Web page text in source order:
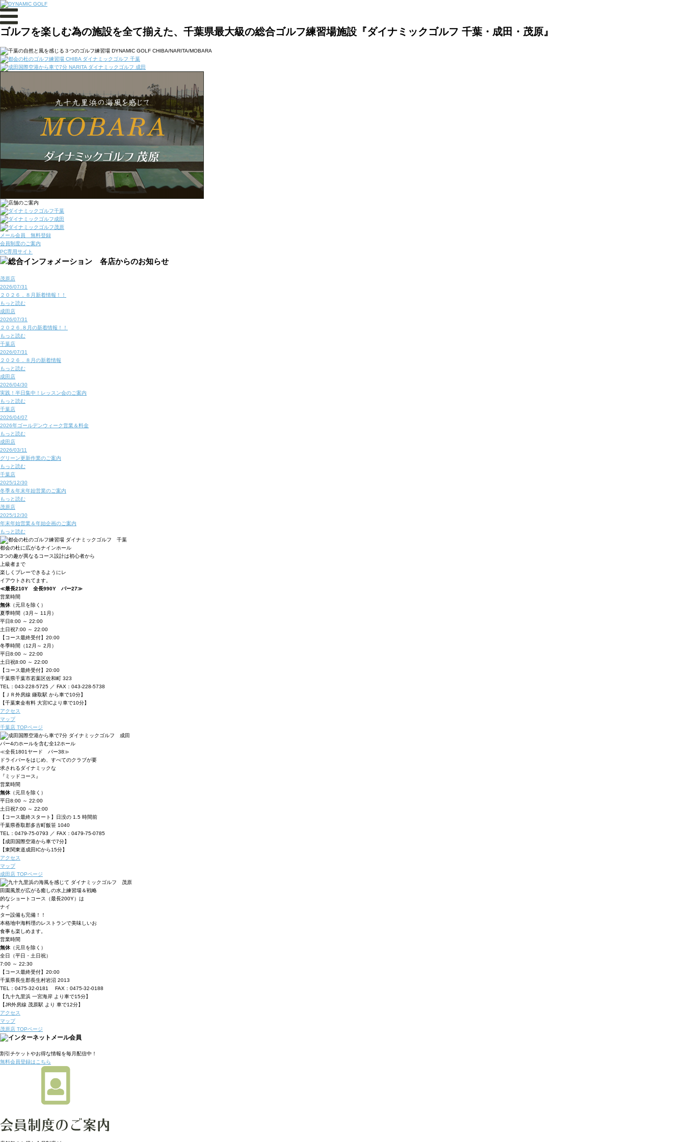
ゴルフを楽しむ為の施設を全て揃えた、千葉県最大級の総合ゴルフ練習場施設『ダイナミックゴルフ 千葉・成田・茂原』
メール会員 無料登録
会員制度のご案内
PC専用サイト
茂原店
2026/07/31
２０２６．８月新着情報！！
もっと読む
成田店
2026/07/31
２０２６.８月の新着情報！！
もっと読む
千葉店
2026/07/31
２０２６．８月の新着情報
もっと読む
成田店
2026/04/30
実践！半日集中！レッスン会のご案内
もっと読む
千葉店
2026/04/07
2026年ゴールデンウィーク営業＆料金
もっと読む
成田店
2026/03/11
グリーン更新作業のご案内
もっと読む
千葉店
2025/12/30
冬季＆年末年始営業のご案内
もっと読む
茂原店
2025/12/30
年末年始営業＆年始企画のご案内
もっと読む
都会の杜に広がるナインホール
3つの趣が異なるコース設計は初心者から
上級者まで
楽しくプレーできるようにレ
イアウトされてます。
≪最長210Y 全長990Y パー27≫
営業時間
無休 （元旦を除く）
夏季時間 （3月～ 11月）
平日8:00 ～ 22:00
土日祝7:00 ～ 22:00
【コース最終受付】20:00
冬季時間 （12月～ 2月）
平日8:00 ～ 22:00
土日祝8:00 ～ 22:00
【コース最終受付】20:00
千葉県千葉市若葉区佐和町 323
TEL：043-228-5725 ／ FAX：043-228-5738
【ＪＲ外房線 鎌取駅 から車で10分】
【千葉東金有料 大宮ICより車で10分】
アクセス
マップ
千葉店 TOPページ
パー4のホールを含む全12ホール
≪全長1801ヤード パー38≫
ドライバーをはじめ、すべてのクラブが要
求されるダイナミックな
『ミッドコース』
営業時間
無休 （元旦を除く）
平日8:00 ～ 22:00
土日祝7:00 ～ 22:00
【コース最終スタート】日没の 1.5 時間前
千葉県香取郡多古町飯笹 1040
TEL：0479-75-0793 ／ FAX：0479-75-0785
【成田国際空港から車で7分】
【東関東道成田ICから15分】
アクセス
マップ
成田店 TOPページ
田園風景が広がる癒しの水上練習場＆戦略
的なショートコース（最長200Y）は
ナイ
ター設備も完備！！
本格地中海料理のレストランで美味しいお
食事も楽しめます。
営業時間
無休 （元旦を除く）
全日（平日・土日祝）
7:00 ～ 22:30
【コース最終受付】20:00
千葉県長生郡長生村岩沼 2013
TEL：0475-32-0181 FAX：0475-32-0188
【九十九里浜 一宮海岸 より車で15分】
【JR外房線 茂原駅 より 車で12分】
アクセス
マップ
茂原店 TOPページ
割引チケットやお得な情報を毎月配信中！
無料会員登録はこちら